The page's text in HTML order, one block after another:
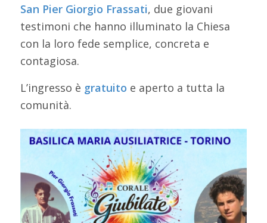
San Pier Giorgio Frassati, due giovani
testimoni che hanno illuminato la Chiesa
con la loro fede semplice, concreta e
contagiosa.
L’ingresso è gratuito e aperto a tutta la
comunità.